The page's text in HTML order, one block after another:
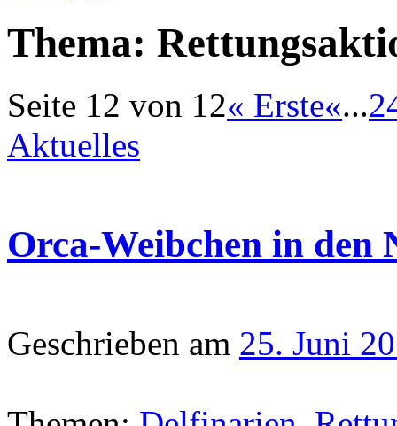
Thema:
Seite 12 von 12« Erste«...2
Aktuelles
Orca-Weibchen in den
Geschrieben am 25. Juni